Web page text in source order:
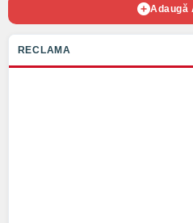
Adaugă
RECLAMA